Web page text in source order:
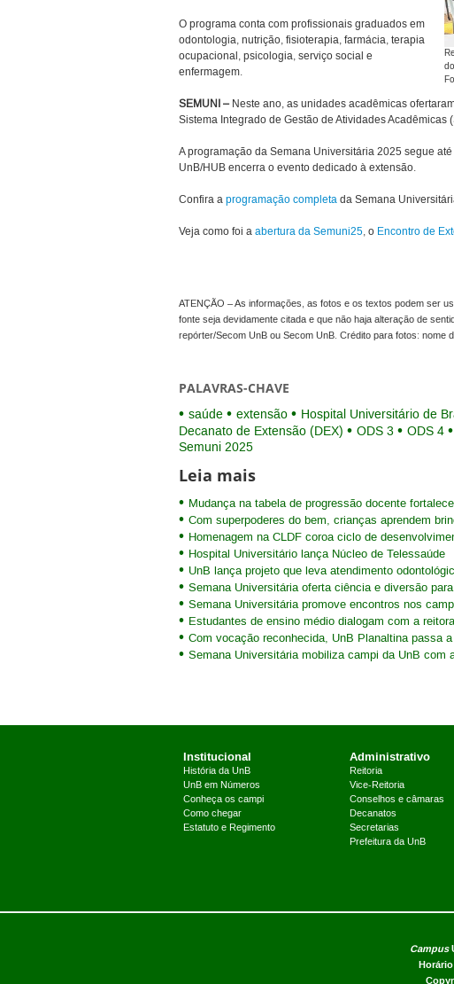
O programa conta com profissionais graduados em
odontologia, nutrição, fisioterapia, farmácia, terapia
ocupacional, psicologia, serviço social e
enfermagem.
SEMUNI –Neste ano, as unidades acadêmicas
Sistema Integrado de Gestão de Atividades Acadêmicas
A programação da Semana Universitária 2025 segue
UnB/HUB encerra o evento dedicado à extensão.
Confira a programação completa da Semana
Veja como foi a abertura da Semuni25, o Encontro de
ATENÇÃO – As informações, as fotos e os textos podem ser
fonte seja devidamente citada e que não haja alteração de
repórter/Secom UnB ou Secom UnB. Crédito para fotos: nome
PALAVRAS-CHAVE
saúde extensão
Hospital Universitário de
Decanato de Extensão (DEX)
ODS 3 ODS 4
Semuni 2025
Leia mais
Mudança na tabela de progressão docente
Com superpoderes do bem, crianças aprendem
Homenagem na CLDF coroa ciclo de
Hospital Universitário lança Núcleo de Telessaúde
UnB lança projeto que leva atendimento
Semana Universitária oferta ciência e diversão
Semana Universitária promove encontros nos
Estudantes de ensino médio dialogam com a
Com vocação reconhecida, UnB Planaltina passa
Semana Universitária mobiliza campi da UnB
Institucional
História da UnB
UnB em Números
Conheça os campi
Como chegar
Estatuto e Regimento
Administrativo
Reitoria
Vice-Reitoria
Conselhos e câmaras
Decanatos
Secretarias
Prefeitura da UnB
Campus